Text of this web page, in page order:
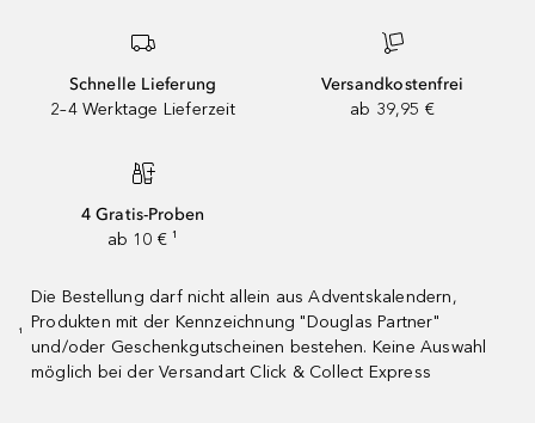
Schnelle Lieferung
2–4 Werktage Lieferzeit
Versandkostenfrei
ab 39,95 €
4 Gratis-Proben
ab 10 € ¹
¹
Die Bestellung darf nicht allein aus Adventskalendern,
Produkten mit der Kennzeichnung "Douglas Partner"
und/oder Geschenkgutscheinen bestehen. Keine Auswahl
möglich bei der Versandart Click & Collect Express